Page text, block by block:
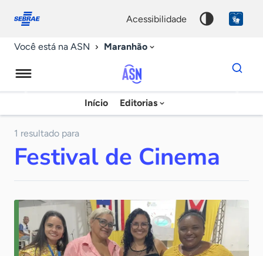
conosco
acessibilidade
Você está na ASN Maranhão
Agência
Sebrae
Notícias
Início Editorias
Dados
para
chave
1 resultado para
Festival de Cinema